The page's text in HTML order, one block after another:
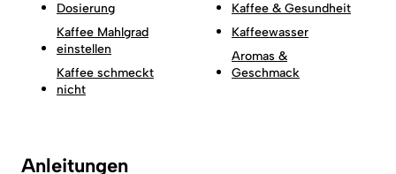
Dosierung
Kaffee Mahlgrad
einstellen
Kaffee schmeckt
nicht
Kaffee & Gesundheit
Kaffeewasser
Aromas &
Geschmack
Anleitungen